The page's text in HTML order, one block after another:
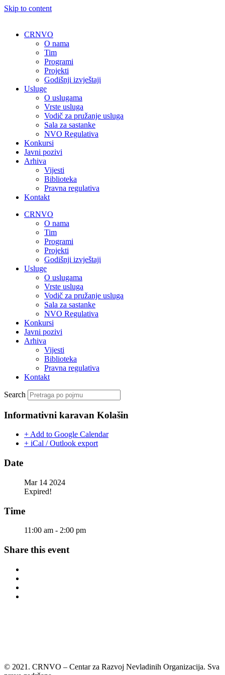
Skip to content
CRNVO
O nama
Tim
Programi
Projekti
Godišnji izvještaji
Usluge
O uslugama
Vrste usluga
Vodič za pružanje usluga
Sala za sastanke
NVO Regulativa
Konkursi
Javni pozivi
Arhiva
Vijesti
Biblioteka
Pravna regulativa
Kontakt
CRNVO
O nama
Tim
Programi
Projekti
Godišnji izvještaji
Usluge
O uslugama
Vrste usluga
Vodič za pružanje usluga
Sala za sastanke
NVO Regulativa
Konkursi
Javni pozivi
Arhiva
Vijesti
Biblioteka
Pravna regulativa
Kontakt
Search
Informativni karavan Kolašin
+ Add to Google Calendar
+ iCal / Outlook export
Date
Mar 14 2024
Expired!
Time
11:00 am - 2:00 pm
Share this event
© 2021. CRNVO – Centar za Razvoj Nevladinih Organizacija. Sva